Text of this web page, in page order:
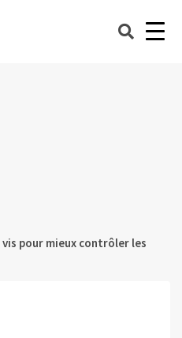
pour mieux contrôler les